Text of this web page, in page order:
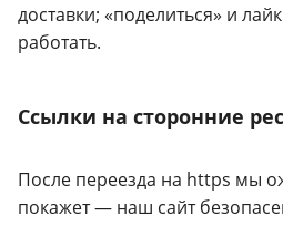
доставки; «поделиться» и
работать.
Ссылки на сторонние
После переезда на https мы
покажет — наш сайт